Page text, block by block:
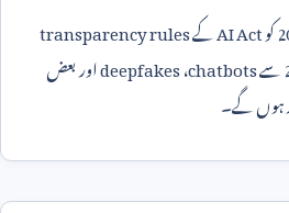
کوAI Actکےtransparency rules
سےchatbots،deepfakesاور بعض
ہوں گے۔